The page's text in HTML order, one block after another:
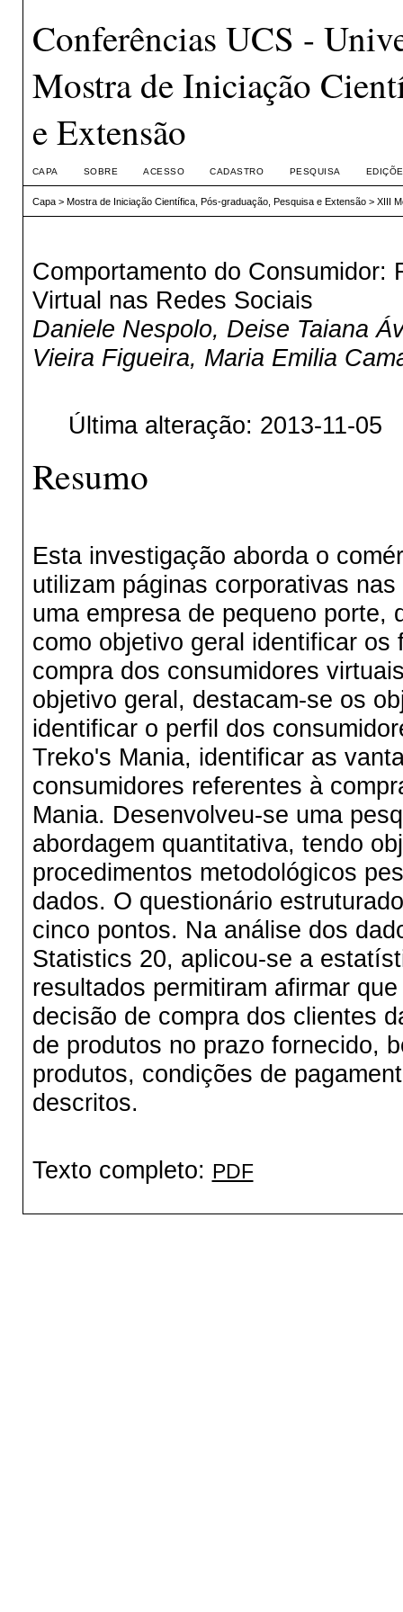
Conferências UCS -
Mostra de Iniciação
e Extensão
CAPA SOBRE ACESSO CADASTRO PESQUISA
Capa> Mostra de Iniciação Científica, Pós-graduação, Pesquisa e Extensão> XIII
Comportamento do Consumidor:
Virtual nas Redes Sociais
Daniele Nespolo, Deise Taiana
Vieira Figueira, Maria Emilia
Última alteração: 2013-11-05
Resumo
Esta investigação aborda o
utilizam páginas corporativas
uma empresa de pequeno porte,
como objetivo geral identificar
compra dos consumidores
objetivo geral, destacam-se os
identificar o perfil dos
Treko's Mania, identificar as
consumidores referentes à
Mania. Desenvolveu-se uma
abordagem quantitativa, tendo
procedimentos metodológicos
dados. O questionário
cinco pontos. Na análise dos
Statistics 20, aplicou-se a
resultados permitiram afirmar
decisão de compra dos clientes
de produtos no prazo fornecido,
produtos, condições de
descritos.
Texto completo: PDF